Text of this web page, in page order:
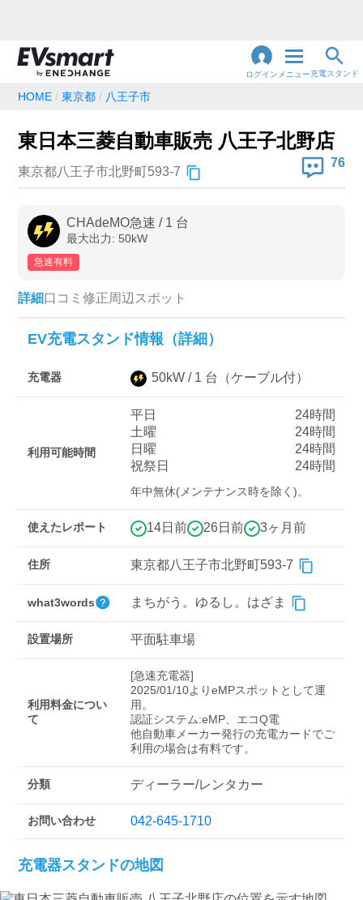
ログイン メニュー充電スタンド
地名・観光スポット・住所で検索
充電器の種類
急速充電器のみ表示
高速道路上のみ表示
認証システム
三菱ディーラーを表示
日産ディーラーを表示
充電器の出力
すべて 中速-20kW-以上 急速-44kW-以上
検索する
HOME 東京都 八王子市
東日本三菱自動車販売 八王子北野店
東京都八王子市北野町593-7
76
CHAdeMO急速 / 1 台
最大出力: 50kW
急速有料
詳細口コミ 修正周辺スポット
EV充電スタンド情報（詳細）
充電器 50kW / 1 台 （ケーブル付）
利用可能時間
平日
24時間
土曜
24時間
日曜
24時間
祝祭日
24時間
年中無休(メンテナンス時を除く)。
使えたレポート 14日前 26日前 3ヶ月前
住所 東京都八王子市北野町593-7
what3words まちがう。ゆるし。はざま
設置場所 平面駐車場
利用料金につい
て
[急速充電器]
2025/01/10よりeMPスポットとして運
用。
認証システム:eMP、エコQ電
他自動車メーカー発行の充電カードでご
分類 ディーラー/レンタカー
お問い合わせ 042-645-1710
充電器スタンドの地図